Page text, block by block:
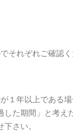
それぞれご確認く
１年以上であ
た期間」と考
さい。